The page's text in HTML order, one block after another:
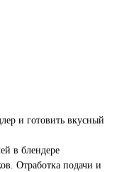
и готовить вкусный
в блендере
Отработка подачи и